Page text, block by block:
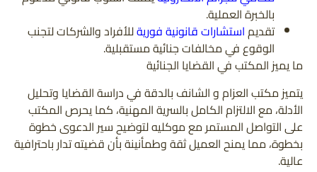
بالخبرة العملية.
تقديماستشارات قانونية فوريةللأفراد والشركات لتجنب
الوقوع في مخالفات جنائية مستقبلية.
ما يميز المكتب في القضايا الجنائية
يتميز مكتب العزام و الشانف بالدقة في دراسة القضايا وتحليل
الأدلة، مع الالتزام الكامل بالسرية المهنية، كما يحرص المكتب
على التواصل المستمر مع موكليه لتوضيح سير الدعوى خطوة
بخطوة، مما يمنح العميل ثقة وطمأنينة بأن قضيته تدار باحترافية
عالية.